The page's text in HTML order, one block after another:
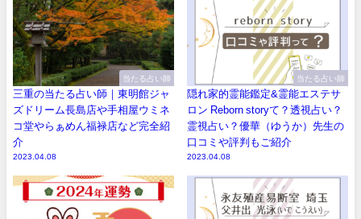
当たる占い師
三重の当たる占い師｜東明館ジャ
ズドリーム長島店や手相屋ウミネ
コ堂やらぁめん福禄店など完全紹
介
2023.04.08
当たる占い師
隠れ家的霊能鑑定&霊能エステサ
ロン Reborn storyて？透視占い？
霊視占い？優華（ゆうか）先生の
口コミや評判もご紹介
2023.04.08